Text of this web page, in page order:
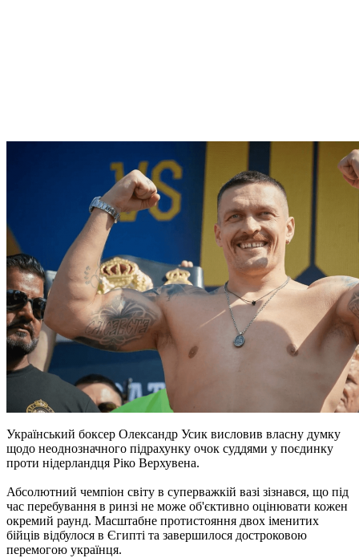
Український боксер Олександр Усик висловив власну думку
щодо неоднозначного підрахунку очок суддями у поєдинку
проти нідерландця Ріко Верхувена.
Абсолютний чемпіон світу в суперважкій вазі зізнався, що під
час перебування в ринзі не може об'єктивно оцінювати кожен
окремий раунд. Масштабне протистояння двох іменитих
бійців відбулося в Єгипті та завершилося достроковою
перемогою українця.